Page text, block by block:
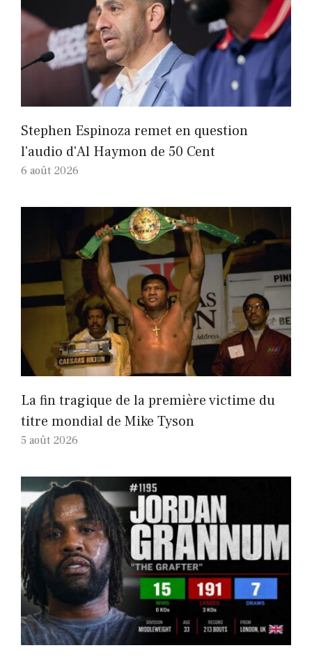
Stephen Espinoza remet en question
l'audio d'Al Haymon de 50 Cent
6 août 2026
La fin tragique de la première victime du
titre mondial de Mike Tyson
5 août 2026